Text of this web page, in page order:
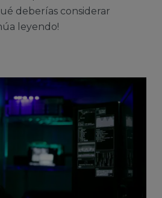
deberías considerar
leyendo!